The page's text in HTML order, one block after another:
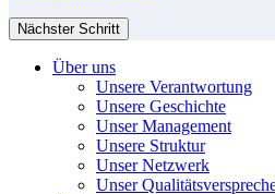
Nächster Schritt
Über uns
Unsere Verantwortung
Unsere Geschichte
Unser Management
Unsere Struktur
Unser Netzwerk
Unser